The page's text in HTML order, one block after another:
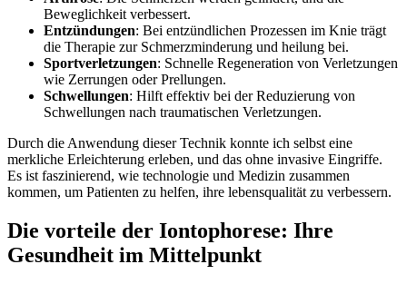
Beweglichkeit verbessert.
Entzündungen: Bei ‍entzündlichen Prozessen im Knie‍ trägt
die Therapie zur⁢ Schmerzminderung und heilung bei.
Sportverletzungen: Schnelle‍ Regeneration ⁤von Verletzungen
wie Zerrungen ⁢oder⁣ Prellungen.
Schwellungen: Hilft effektiv bei der Reduzierung von
‌Schwellungen nach traumatischen Verletzungen.
Durch ⁤die Anwendung dieser Technik konnte ich selbst ⁣eine
merkliche Erleichterung⁢ erleben,​ und⁤ das ​ohne invasive Eingriffe.
Es ist faszinierend, wie technologie und Medizin⁤ zusammen
kommen, um Patienten zu helfen, ihre lebensqualität zu ​verbessern.
Die vorteile der Iontophorese: Ihre
Gesundheit im Mittelpunkt